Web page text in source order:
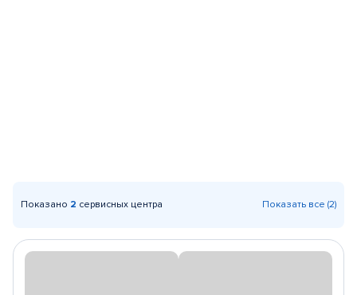
Показано 2 сервисных центра Показать все (2)